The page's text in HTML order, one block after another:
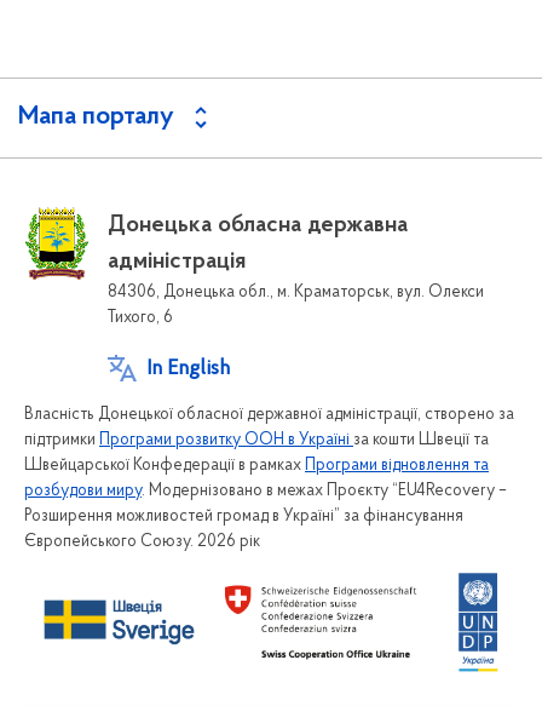
Мапа порталу
Донецька обласна державна
адміністрація
84306, Донецька обл., м. Краматорськ, вул. Олекси
Тихого, 6
In English
Власність Донецької обласної державної адміністрації, створено за
підтримки Програми розвитку ООН в Україні за кошти Швеції та
Швейцарської Конфедерації в рамках Програми відновлення та
розбудови миру. Модернізовано в межах Проєкту “EU4Recovery –
Розширення можливостей громад в Україні” за фінансування
Європейського Союзу. 2026 рік